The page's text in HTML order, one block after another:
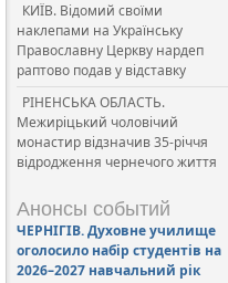
КИЇВ. Відомий своїми
наклепами на Українську
Православну Церкву нардеп
раптово подав у відставку
РІНЕНСЬКА ОБЛАСТЬ.
Межиріцький чоловічий
монастир відзначив 35-річчя
відродження чернечого життя
Анонсы событий
ЧЕРНІГІВ. Духовне училище
оголосило набір студентів на
2026–2027 навчальний рік